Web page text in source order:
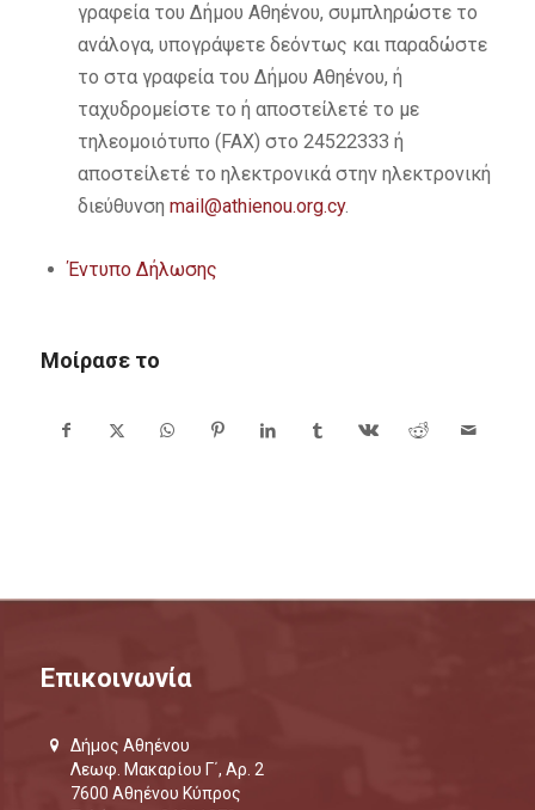
γραφεία του Δήμου Αθηένου, συμπληρώστε το
ανάλογα, υπογράψετε δεόντως και παραδώστε
το στα γραφεία του Δήμου Αθηένου, ή
ταχυδρομείστε το ή αποστείλετέ το με
τηλεομοιότυπο (FAX) στο 24522333 ή
αποστείλετέ το ηλεκτρονικά στην ηλεκτρονική
διεύθυνση mail@athienou.org.cy.
Έντυπο Δήλωσης
Μοίρασε το
Επικοινωνία
Δήμος Αθηένου
Λεωφ. Μακαρίου Γ΄, Αρ. 2
7600 Αθηένου Κύπρος